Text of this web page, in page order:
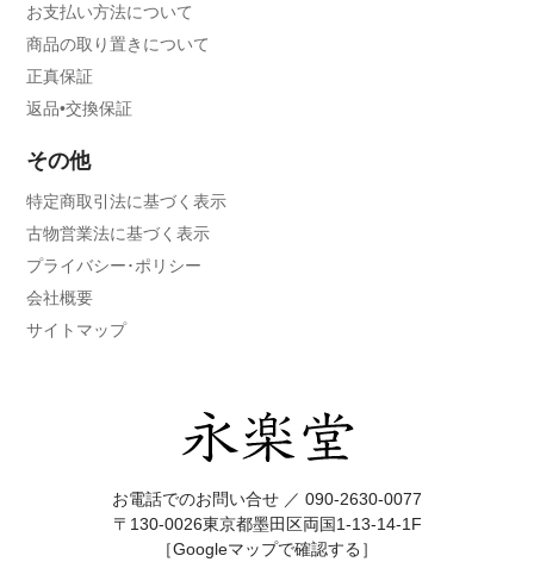
お支払い方法について
商品の取り置きについて
正真保証
返品•交換保証
その他
特定商取引法に基づく表示
古物営業法に基づく表示
プライバシー･ポリシー
会社概要
サイトマップ
お電話でのお問い合せ ／ 090-2630-0077
〒130-0026東京都墨田区両国1-13-14-1F
［Googleマップで確認する］